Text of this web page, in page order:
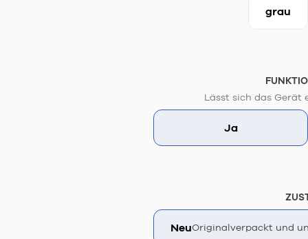
grau
Lässt sich das Gerät
Ja
NeuOriginalverpackt und